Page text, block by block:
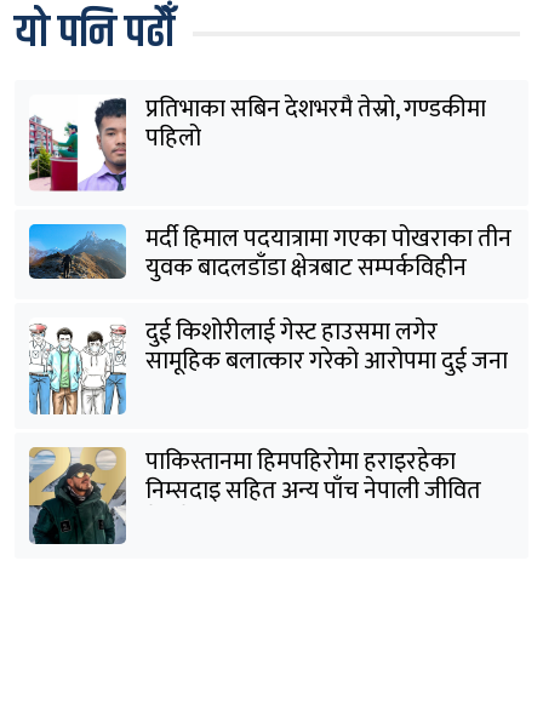
यो पनि पढौँ
प्रतिभाका सबिन देशभरमै तेस्रो, गण्डकीमा
पहिलो
मर्दी हिमाल पदयात्रामा गएका पोखराका तीन
युवक बादलडाँडा क्षेत्रबाट सम्पर्कविहीन
दुई किशोरीलाई गेस्ट हाउसमा लगेर
सामूहिक बलात्कार गरेको आरोपमा दुई जना
पक्राउ
पाकिस्तानमा हिमपहिरोमा हराइरहेका
निम्सदाइ सहित अन्य पाँच नेपाली जीवित
भेटिने आशा कमजोर, युक्तको शव निकालियो